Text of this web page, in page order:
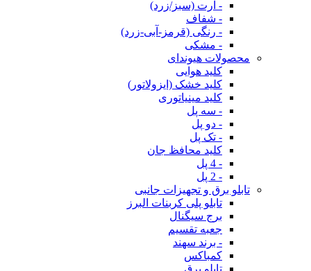
- ارت (سبز/زرد)
- شفاف
- رنگی (قرمز-آبی-زرد)
- مشکی
محصولات هیوندای
کلید هوایی
کلید خشک (ایزولاتور)
کلید مینیاتوری
- سه پل
- دو پل
- تک پل
کلید محافظ جان
- 4 پل
- 2 پل
تابلو برق و تجهیزات جانبی
تابلو پلی کربنات البرز
برج سیگنال
جعبه تقسیم
- برند سهند
کمباکس